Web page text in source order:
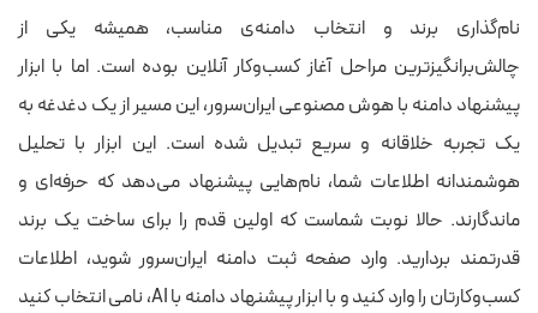
نام‌گذاری برند و انتخاب دامنه‌ی مناسب، همیشه یکی از
چالش‌برانگیزترین مراحل آغاز کسب‌وکار آنلاین بوده است. اما با ابزار
پیشنهاد دامنه با هوش مصنوعی ایران‌سرور، این مسیر از یک دغدغه به
یک تجربه خلاقانه و سریع تبدیل شده است. این ابزار با تحلیل
هوشمندانه اطلاعات شما، نام‌هایی پیشنهاد می‌دهد که حرفه‌ای و
ماندگارند. حالا نوبت شماست که اولین قدم را برای ساخت یک برند
قدرتمند بردارید. وارد صفحه ثبت دامنه ایران‌سرور شوید، اطلاعات
کسب‌وکارتان را وارد کنید و با ابزار پیشنهاد دامنه با AI، نامی انتخاب کنید